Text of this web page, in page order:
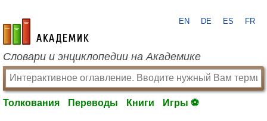
academic.ru
EN DE ES FR
Словари и энциклопедии на Академике
Толкования Переводы Книги Игры ⚽